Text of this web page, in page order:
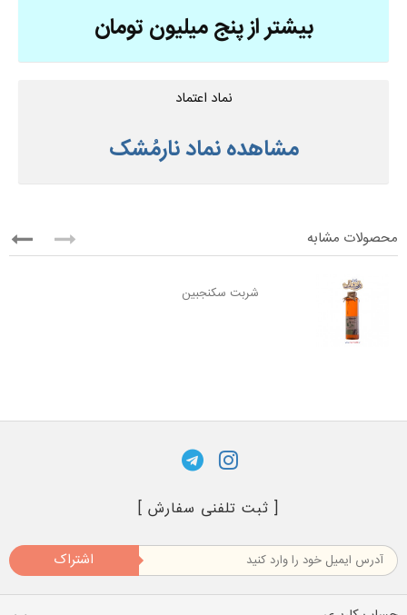
بیشتر از پنج میلیون تومان
نماد اعتماد
مشاهده نماد نارمُشک
محصولات مشابه
شربت سکنجبین
[ ثبت تلفنی سفارش ]
اشتراک